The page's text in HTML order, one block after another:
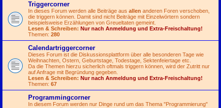
Triggercorner
In dieses Forum werden alle Beiträge aus allen anderen Foren verschoben,
die triggern können. Damit sind nicht Beiträge mit Einzelwörtern sondern
beispielsweise Erzählungen von Greueltaten gemeint.
Lesen & Schreiben: Nur nach Anmeldung und Extra-Freischaltung!
Themen: 280
Calendartriggercorner
Dieses Forum ist die Diskussionsplattform über alle besonderen Tage wie
Weihnachten, Ostern, Geburtstage, Todestage, Sektenfeiertage etc.
Da die Themen hierzu sicherlich oftmals triggern können, wird der Zutritt nur
auf Anfrage mit Begründung gegeben.
Lesen & Schreiben: Nur nach Anmeldung und Extra-Freischaltung!
Themen: 67
Programmingcorner
In diesem Forum werden nur Dinge rund um das Thema "Programmierung"